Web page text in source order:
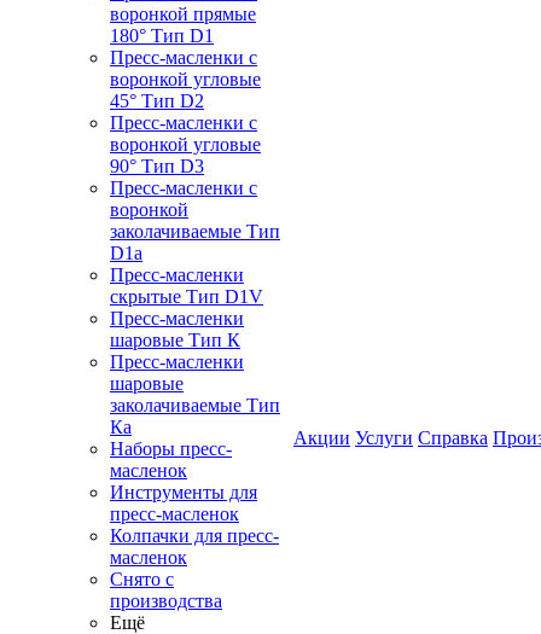
воронкой прямые
180° Тип D1
Пресс-масленки с
воронкой угловые
45° Тип D2
Пресс-масленки с
воронкой угловые
90° Тип D3
Пресс-масленки с
воронкой
заколачиваемые Тип
D1a
Пресс-масленки
скрытые Тип D1V
Пресс-масленки
шаровые Тип К
Пресс-масленки
шаровые
заколачиваемые Тип
Кa
Наборы пресс-
масленок
Инструменты для
пресс-масленок
Колпачки для пресс-
масленок
Снято с
производства
Ещё
Акции Услуги Справка